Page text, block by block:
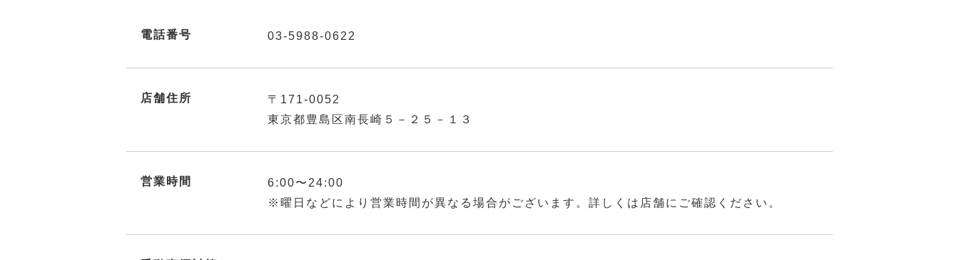
電話番号 03-5988-0622
店舗住所
〒171-0052
東京都豊島区南長崎５－２５－１３
営業時間
6:00〜24:00
※曜日などにより営業時間が異なる場合がございます。詳しくは店舗にご確認ください。